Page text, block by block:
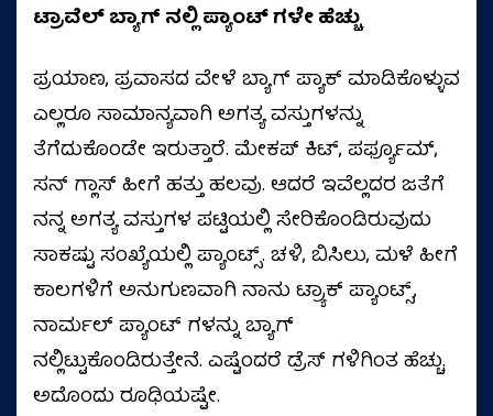
ಟ್ರಾವೆಲ್‌ ಬ್ಯಾಗ್‌ ನಲ್ಲಿ ಪ್ಯಾಂಟ್‌ ಗಳೇ ಹೆಚ್ಚು
ಪ್ರಯಾಣ, ಪ್ರವಾಸದ ವೇಳೆ ಬ್ಯಾಗ್‌ ಪ್ಯಾಕ್‌ ಮಾಡಿಕೊಳ್ಳುವ
ಎಲ್ಲರೂ ಸಾಮಾನ್ಯವಾಗಿ ಅಗತ್ಯ ವಸ್ತುಗಳನ್ನು
ತೆಗೆದುಕೊಂಡೇ ಇರುತ್ತಾರೆ. ಮೇಕಪ್‌ ಕಿಟ್‌, ಪರ್ಫ್ಯೂಮ್‌,
ಸನ್‌ ಗ್ಲಾಸ್‌ ಹೀಗೆ ಹತ್ತು ಹಲವು. ಆದರೆ ಇವೆಲ್ಲದರ ಜತೆಗೆ
ನನ್ನ ಅಗತ್ಯ ವಸ್ತುಗಳ ಪಟ್ಟಿಯಲ್ಲಿ ಸೇರಿಕೊಂಡಿರುವುದು
ಸಾಕಷ್ಟು ಸಂಖ್ಯೆಯಲ್ಲಿ ಪ್ಯಾಂಟ್ಸ್.‌ ಚಳಿ, ಬಿಸಿಲು, ಮಳೆ ಹೀಗೆ
ಕಾಲಗಳಿಗೆ ಅನುಗುಣವಾಗಿ ನಾನು ಟ್ರ್ಯಾಕ್‌ ಪ್ಯಾಂಟ್ಸ್,
ನಾರ್ಮಲ್‌ ಪ್ಯಾಂಟ್ ಗಳನ್ನು ಬ್ಯಾಗ್‌
ನಲ್ಲಿಟ್ಟುಕೊಂಡಿರುತ್ತೇನೆ. ಎಷ್ಟೆಂದರೆ ಡ್ರೆಸ್‌ ಗಳಿಗಿಂತ ಹೆಚ್ಚು.
ಅದೊಂದು ರೂಢಿಯಷ್ಟೇ.